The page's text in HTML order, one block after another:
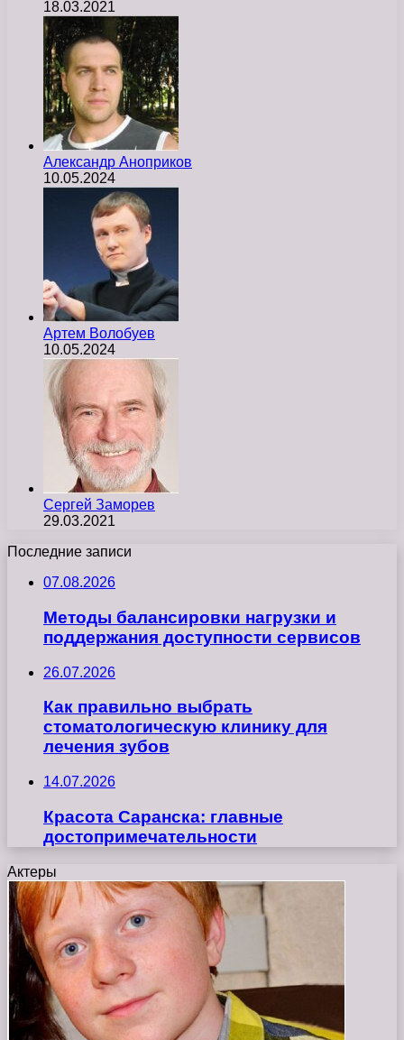
18.03.2021
Александр Аноприков
10.05.2024
Артем Волобуев
10.05.2024
Сергей Заморев
29.03.2021
Последние записи
07.08.2026
Методы балансировки нагрузки и
поддержания доступности сервисов
26.07.2026
Как правильно выбрать
стоматологическую клинику для
лечения зубов
14.07.2026
Красота Саранска: главные
достопримечательности
Актеры